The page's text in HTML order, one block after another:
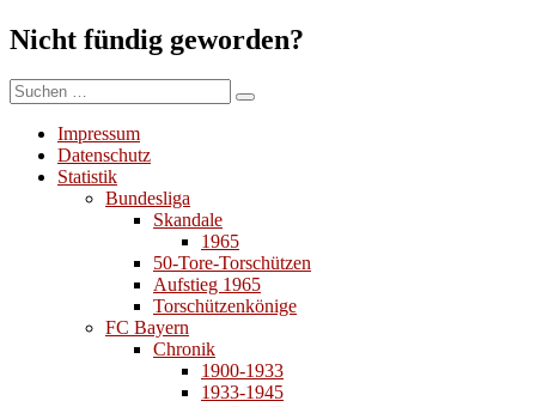
Nicht fündig geworden?
Suchen
nach:
Suchen
Impressum
Datenschutz
Statistik
Bundesliga
Skandale
1965
50-Tore-Torschützen
Aufstieg 1965
Torschützenkönige
FC Bayern
Chronik
1900-1933
1933-1945